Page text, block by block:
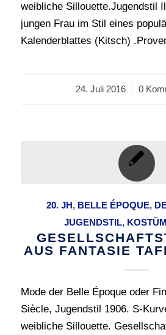
weibliche Sillouette.Jugendstil
jungen Frau im Stil eines
Kalenderblattes (Kitsch)
24. Juli 2016
/ 0
20. JH, BELLE ÉPOQUE,
JUGENDSTIL,
AUS FANTASIE
Mode der Belle Époque oder
Siècle, Jugendstil 1906. S-
weibliche Sillouette.